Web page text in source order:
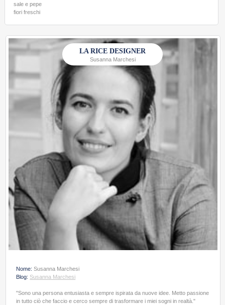
sale e pepe
fiori freschi
LA RICE DESIGNER
Susanna Marchesi
Nome:Susanna Marchesi
Blog: Susanna Marchesi
"Sono una persona entusiasta e sempre ispirata da nuove idee. Metto passione
in tutto ciò che faccio e cerco sempre di trasformare i miei sogni in realtà."